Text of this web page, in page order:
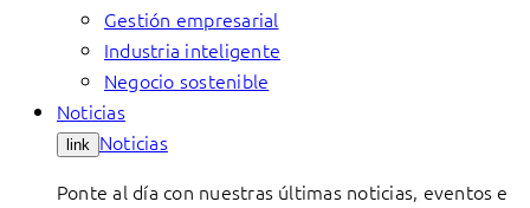
Gestión empresarial
Industria inteligente
Negocio sostenible
Noticias
link Noticias
Ponte al día con nuestras últimas noticias, eventos e